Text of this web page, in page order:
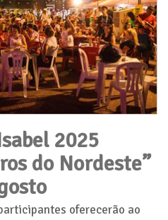
2025
do Nordeste”
oferecerão ao